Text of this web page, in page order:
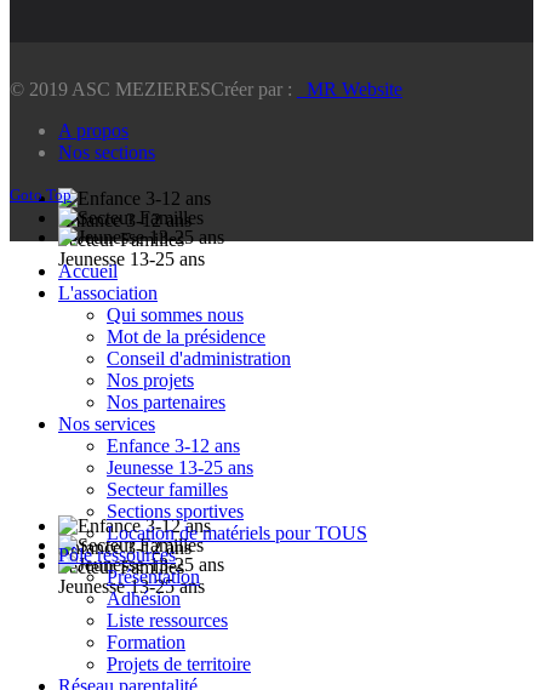
Enfance 3-12 ans
Enfance 3-12 ans
Secteur Familles
Secteur Familles
Jeunesse 13-25 ans
Jeunesse 13-25 ans
© 2019 ASC MEZIERESCréer par :
_MR Website
A propos
Nos sections
Goto Top
Accueil
L'association
Qui sommes nous
Mot de la présidence
Conseil d'administration
Nos projets
Nos partenaires
Nos services
Enfance 3-12 ans
Jeunesse 13-25 ans
Secteur familles
Sections sportives
Location de matériels pour TOUS
Pôle ressources
Présentation
Adhésion
Liste ressources
Formation
Projets de territoire
Réseau parentalité